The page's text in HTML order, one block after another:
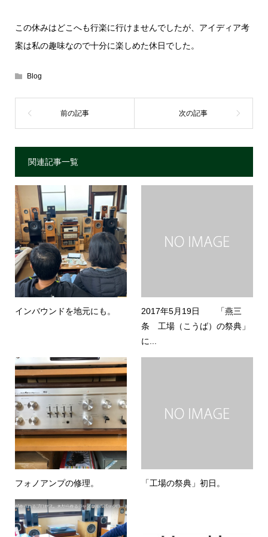
この休みはどこへも行楽に行けませんでしたが、アイディア考
案は私の趣味なので十分に楽しめた休日でした。
Blog
関連記事一覧
インバウンドを地元にも。
2017年5月19日 「燕三
条 工場（こうば）の祭典」
に...
フォノアンプの修理。 「工場の祭典」初日。